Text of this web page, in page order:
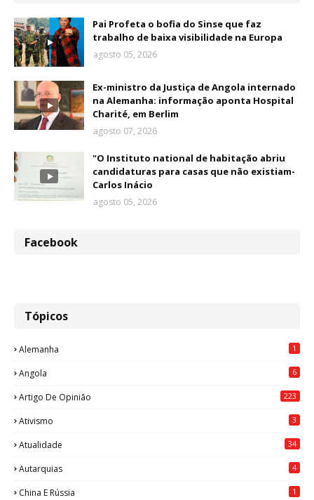
Pai Profeta o bofia do Sinse que faz
trabalho de baixa visibilidade na Europa
agosto 05, 2026
Ex-ministro da Justiça de Angola internado
na Alemanha: informação aponta Hospital
Charité, em Berlim
agosto 07, 2026
"O Instituto national de habitação abriu
candidaturas para casas que não existiam-
Carlos Inácio
agosto 05, 2026
Facebook
Tópicos
Alemanha 1
Angola 6
Artigo De Opinião 223
Ativismo 3
Atualidade 34
Autarquias 4
China E Rússia 1